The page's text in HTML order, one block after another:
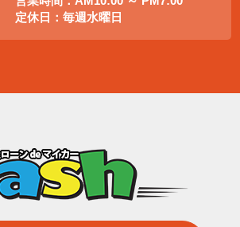
定休日：毎週水曜日